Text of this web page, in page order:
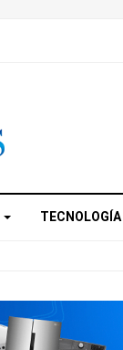
TECNOLOGÍA